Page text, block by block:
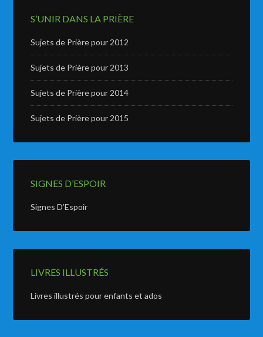
S’UNIR DANS LA PRIÈRE
Sujets de Prière pour 2012
Sujets de Prière pour 2013
Sujets de Prière pour 2014
Sujets de Prière pour 2015
SIGNES D’ESPOIR
Signes D’Espoir
LIVRES ILLUSTRÉS
Livres illustrés pour enfants et ados